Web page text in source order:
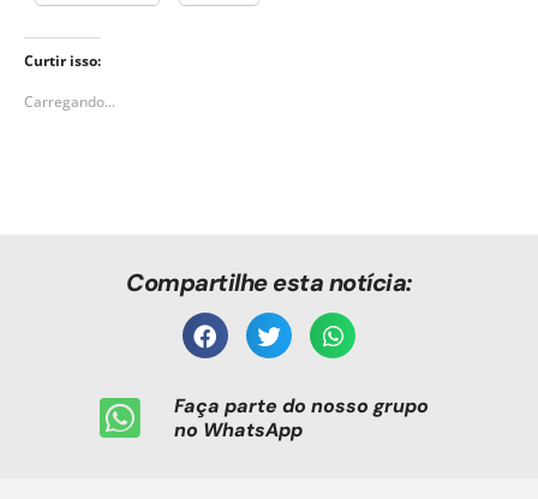
Curtir isso:
Carregando...
Compartilhe esta notícia:
Faça parte do nosso grupo
no WhatsApp